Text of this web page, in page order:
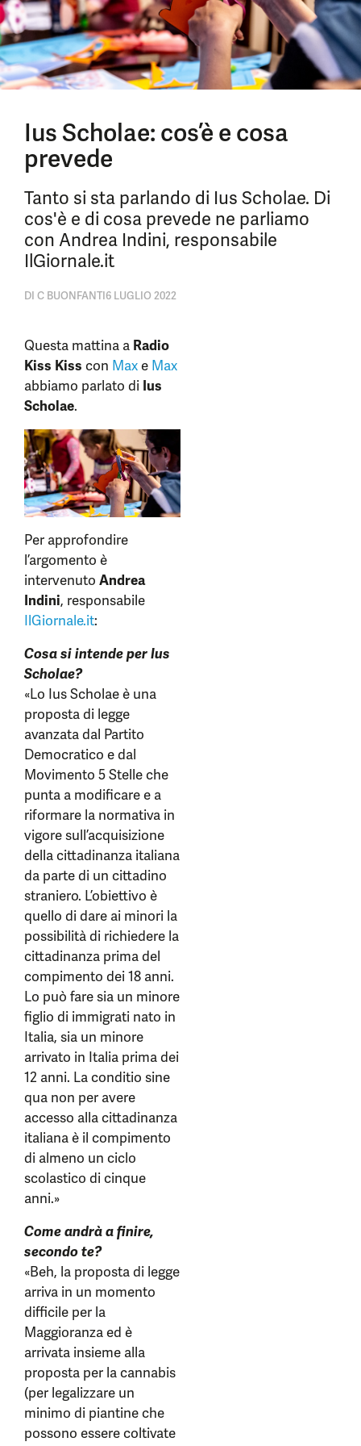
Ius Scholae: cos’è e cosa
prevede
Tanto si sta parlando di Ius Scholae. Di
cos'è e di cosa prevede ne parliamo
con Andrea Indini, responsabile
IlGiornale.it
DI C BUONFANTI6 LUGLIO 2022
Questa mattina a Radio
Kiss Kiss con Maxe Max
abbiamo parlato di Ius
Scholae.
Per approfondire
l’argomento è
intervenuto Andrea
Indini, responsabile
IlGiornale.it:
Cosa si intende per Ius
Scholae?
«Lo Ius Scholae è una
proposta di legge
avanzata dal Partito
Democratico e dal
Movimento 5 Stelle che
punta a modificare e a
riformare la normativa in
vigore sull’acquisizione
della cittadinanza italiana
da parte di un cittadino
straniero. L’obiettivo è
quello di dare ai minori la
possibilità di richiedere la
cittadinanza prima del
compimento dei 18 anni.
Lo può fare sia un minore
figlio di immigrati nato in
Italia, sia un minore
arrivato in Italia prima dei
12 anni. La conditio sine
qua non per avere
accesso alla cittadinanza
italiana è il compimento
di almeno un ciclo
scolastico di cinque
anni.»
Come andrà a finire,
secondo te?
«Beh, la proposta di legge
arriva in un momento
difficile per la
Maggioranza ed è
arrivata insieme alla
proposta per la cannabis
(per legalizzare un
minimo di piantine che
possono essere coltivate